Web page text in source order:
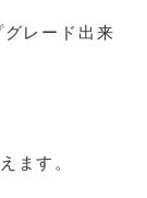
レード出来
ます。